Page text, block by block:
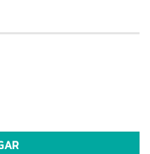
c/tapa cja(77327) cantidad